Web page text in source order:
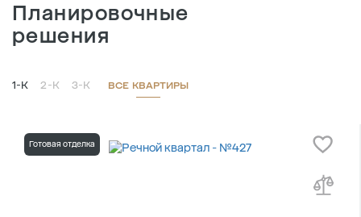
Планировочные
решения
1-К 2-К 3-К ВСЕ КВАРТИРЫ
Готовая отделка